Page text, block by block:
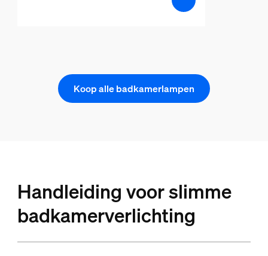
Koop alle badkamerlampen
Handleiding voor slimme
badkamerverlichting